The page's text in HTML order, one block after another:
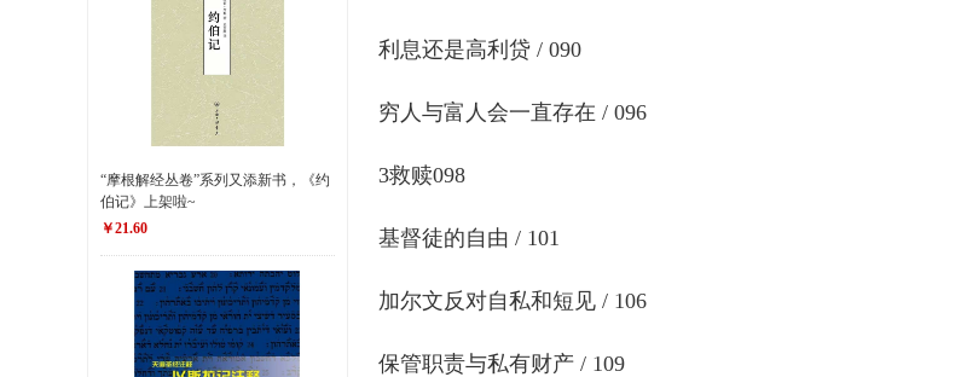
“摩根解经丛卷”系列又添新书，《约
伯记》上架啦~
￥21.60
利息还是高利贷 / 090
穷人与富人会一直存在 / 096
3救赎098
基督徒的自由 / 101
加尔文反对自私和短见 / 106
保管职责与私有财产 / 109